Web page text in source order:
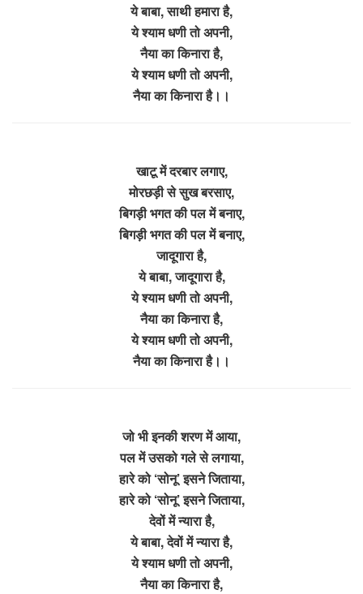
ये बाबा, साथी हमारा है,
ये श्याम धणी तो अपनी,
नैया का किनारा है,
ये श्याम धणी तो अपनी,
नैया का किनारा है।।
खाटू में दरबार लगाए,
मोरछड़ी से सुख बरसाए,
बिगड़ी भगत की पल में बनाए,
बिगड़ी भगत की पल में बनाए,
जादूगारा है,
ये बाबा, जादूगारा है,
ये श्याम धणी तो अपनी,
नैया का किनारा है,
ये श्याम धणी तो अपनी,
नैया का किनारा है।।
जो भी इनकी शरण में आया,
पल में उसको गले से लगाया,
हारे को ‘सोनू’ इसने जिताया,
हारे को ‘सोनू’ इसने जिताया,
देवों में न्यारा है,
ये बाबा, देवों में न्यारा है,
ये श्याम धणी तो अपनी,
नैया का किनारा है,